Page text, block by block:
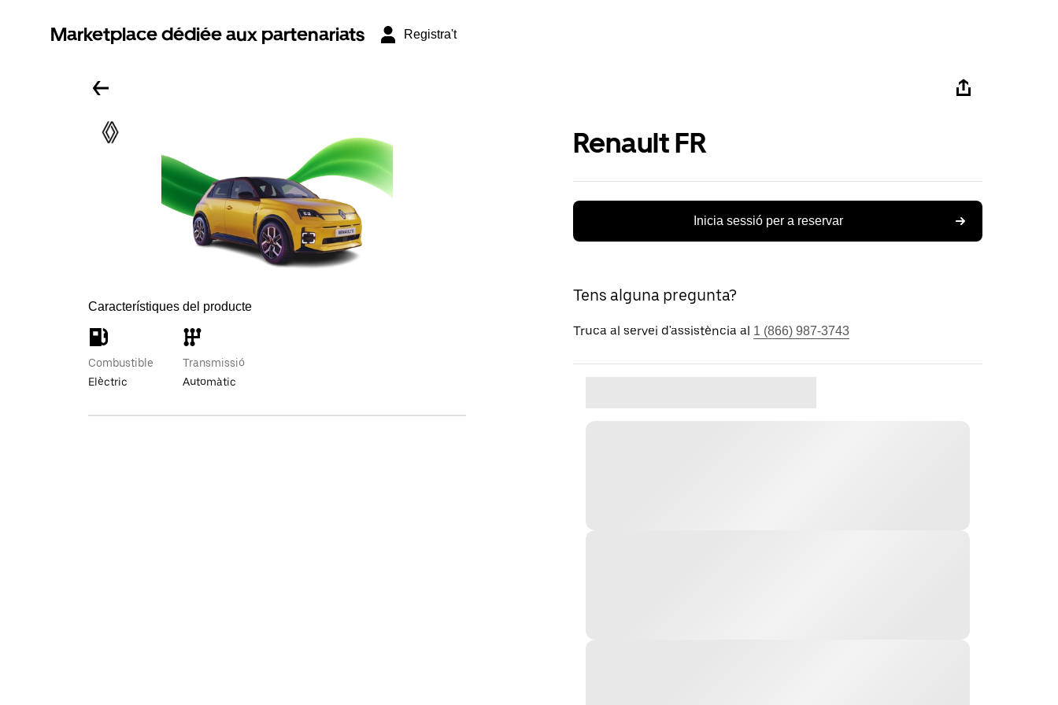
Marketplace dédiée aux partenariats Registra't
Característiques del producte
Combustible
Elèctric
Transmissió
Automàtic
Renault FR
Inicia sessió per a reservar
Tens alguna pregunta?
Truca al servei d'assistència al 1 (866) 987-3743